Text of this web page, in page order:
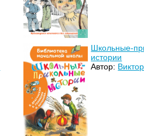
Школьные-
истории
Автор: